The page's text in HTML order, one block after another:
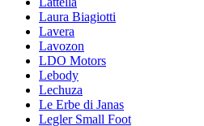
Laura Biagiotti
Lavera
Lavozon
LDO Motors
Lebody
Lechuza
Le Erbe di Janas
Legler Small Foot